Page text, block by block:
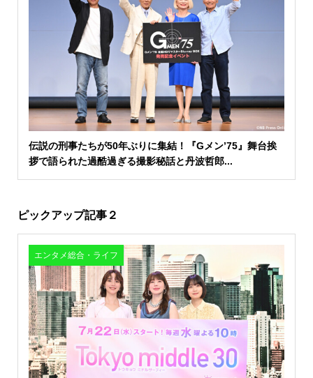
伝説の刑事たちが50年ぶりに集結！『Gメン’75』舞台挨
拶で語られた過酷過ぎる撮影秘話と丹波哲郎...
ピックアップ記事２
エンタメ総合・ライフ